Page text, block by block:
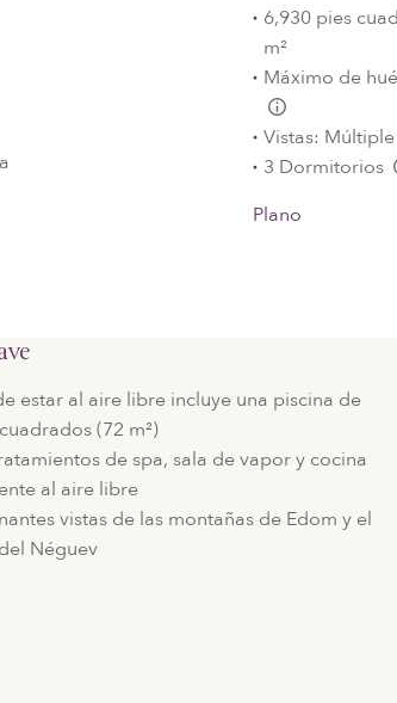
6,930 pies
m²
Máximo de
L:Generic.Info
Vistas: Múltiple
3 Dormitorios
Plano
estar al aire libre incluye una piscina de
(72 m²)
de spa, sala de vapor y cocina
al aire libre
vistas de las montañas de Edom y el
Néguev